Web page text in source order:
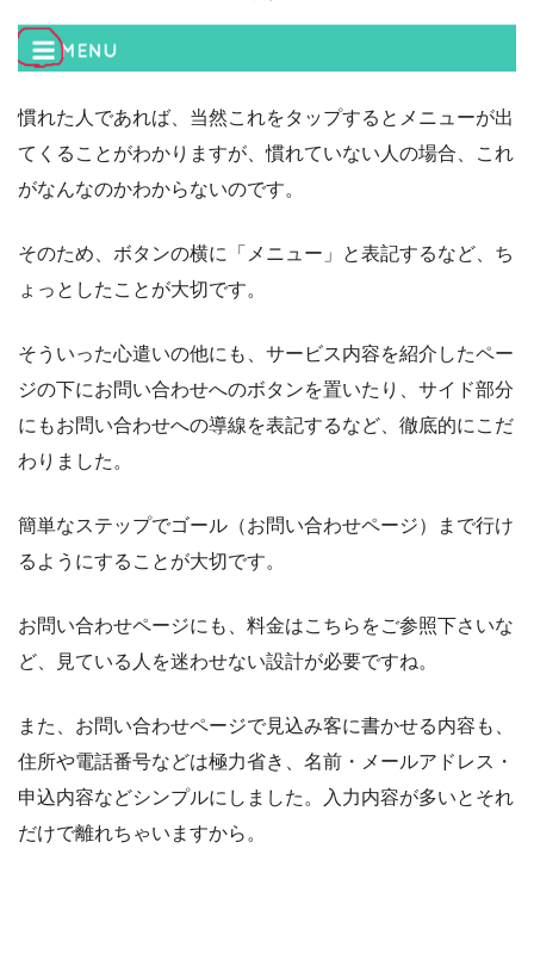
慣れた人であれば、当然これをタップするとメニューが出
てくることがわかりますが、慣れていない人の場合、これ
がなんなのかわからないのです。
そのため、ボタンの横に「メニュー」と表記するなど、ち
ょっとしたことが大切です。
そういった心遣いの他にも、サービス内容を紹介したペー
ジの下にお問い合わせへのボタンを置いたり、サイド部分
にもお問い合わせへの導線を表記するなど、徹底的にこだ
わりました。
簡単なステップでゴール（お問い合わせページ）まで行け
るようにすることが大切です。
お問い合わせページにも、料金はこちらをご参照下さいな
ど、見ている人を迷わせない設計が必要ですね。
また、お問い合わせページで見込み客に書かせる内容も、
住所や電話番号などは極力省き、名前・メールアドレス・
申込内容などシンプルにしました。入力内容が多いとそれ
だけで離れちゃいますから。